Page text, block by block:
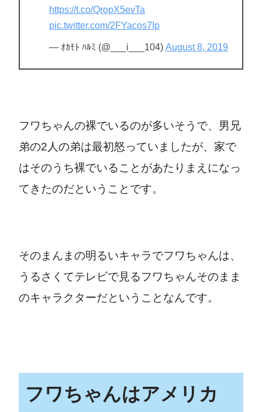
https://t.co/QropX5evTa
pic.twitter.com/2FYacos7Ip
— ｵｶﾓﾄ ﾊﾙﾐ (@___i___104) August 8, 2019
フワちゃんの裸でいるのが多いそうで、男兄
弟の2人の弟は最初怒っていましたが、家で
はそのうち裸でいることがあたりまえになっ
てきたのだということです。
そのまんまの明るいキャラでフワちゃんは、
うるさくてテレビで見るフワちゃんそのまま
のキャラクターだということなんです。
フワちゃんはアメリカ